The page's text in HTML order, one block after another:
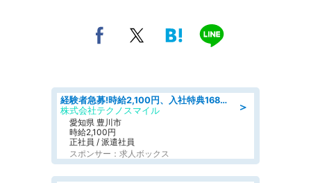
＞
経験者急募!時給2,100円、入社特典168万円の自動車製造業務/トヨタ自動車/tutumi
株式会社テクノスマイル
愛知県 豊川市
時給2,100円
正社員 / 派遣社員
スポンサー：求人ボックス